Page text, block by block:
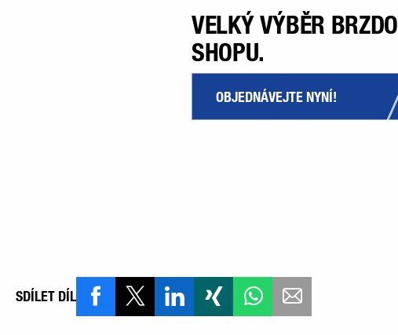
VELKÝ VÝBĚR
SHOPU.
OBJEDNÁVEJTE NYNÍ!
SDÍLET DÍL